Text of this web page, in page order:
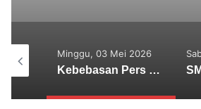
Minggu, 03 Mei 2026
Kebebasan Pers Diuji, Ketum SMSI: Mendirikan Perusahaan Pers Hak Fundamental
Sabtu, 07